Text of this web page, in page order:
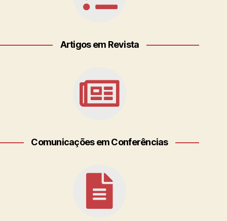
Artigos em Revista
Comunicações em Conferências